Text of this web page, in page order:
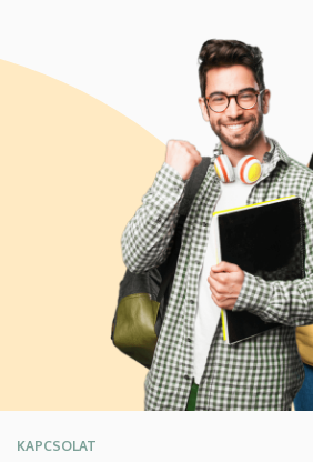
KAPCSOLAT